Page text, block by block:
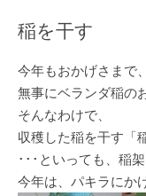
稲を干す
今年もおかげさまで、
無事にベランダ稲の
そんなわけで、
収穫した稲を干す「
･･･といっても、稲架
今年は、パキラにか